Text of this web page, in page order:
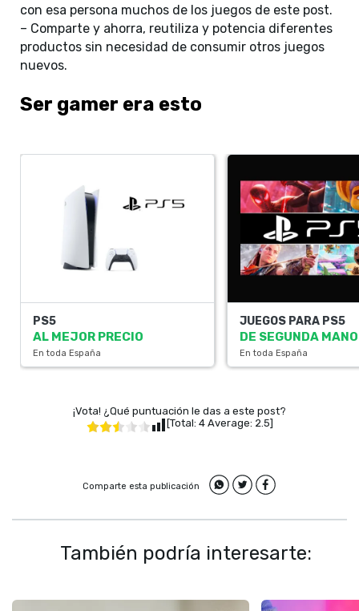
con esa persona muchos de los juegos de este post.
– Comparte y ahorra, reutiliza y potencia diferentes
productos sin necesidad de consumir otros juegos
nuevos.
Ser gamer era esto
PS5
AL MEJOR PRECIO
En toda España
JUEGOS PARA PS5
DE SEGUNDA MANO
En toda España
¡Vota! ¿Qué puntuación le das a este post?
[Total: 4Average: 2.5]
Comparte esta publicación
También podría interesarte: